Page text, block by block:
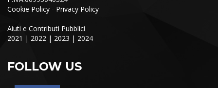
Cookie Policy - Privacy Policy
Aiuti e Contributi Pubblici
2021 | 2022 | 2023 | 2024
FOLLOW US